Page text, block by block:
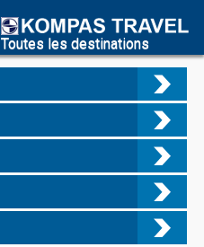
Toutes les destinations